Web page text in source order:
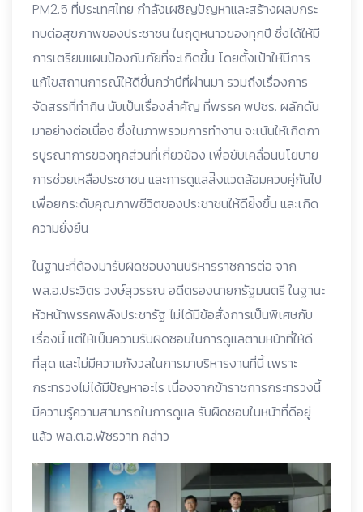
PM2.5 ที่ประเทศไทย กำลังเผชิญปัญหาและสร้างผลบกระ
ทบต่อสุขภาพของประชาชน ในฤดูหนาวของทุกปี ซึ่งได้ให้มี
การเตรียมแผนป้องกันภัยที่จะเกิดขึ้น โดยตั้งเป้าให้มีการ
แก้ไขสถานการณ์ให้ดีขึ้นกว่าปีที่ผ่านมา รวมถึงเรื่องการ
จัดสรรที่ทำกิน นับเป็นเรื่องสำคัญ ที่พรรค พปชร. ผลักดัน
มาอย่างต่อเนื่อง ซึ่งในภาพรวมการทำงาน จะเน้นให้เกิดกา
รบูรณาการของทุกส่วนที่เกี่ยวข้อง เพื่อขับเคลื่อนนโยบาย
การช่วยเหลือประชาชน และการดูแลส่ิงแวดล้อมควบคู่กันไป
เพื่อยกระดับคุณภาพชีวิตของประชาชนให้ดีย่ิงขึ้น และเกิด
ความยั่งยืน
ในฐานะที่ต้องมารับผิดชอบงานบริหารราชการต่อ จาก
พล.อ.ประวิตร วงษ์สุวรรณ อดีตรองนายกรัฐมนตรี ในฐานะ
หัวหน้าพรรคพลังประชารัฐ ไม่ได้มีข้อสั่งการเป็นพิเศษกับ
เรื่องนี้ แต่ให้เป็นความรับผิดชอบในการดูแลตามหน้าที่ให้ดี
ที่สุด และไม่มีความกังวลในการมาบริหารงานที่นี้ เพราะ
กระทรวงไม่ได้มีปัญหาอะไร เนื่องจากข้าราชการกระทรวงนี้
มีความรู้ความสามารถในการดูแล รับผิดชอบในหน้าที่ดีอยู่
แล้ว พล.ต.อ.พัชรวาท กล่าว